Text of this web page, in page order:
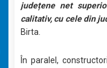
județene net
calitativ, cu cele din
Birta.
În paralel,